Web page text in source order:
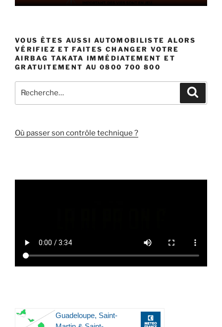
VOUS ÊTES AUSSI AUTOMOBILISTE ALORS
VÉRIFIEZ ET FAITES CHANGER VOTRE
AIRBAG TAKATA IMMÉDIATEMENT ET
GRATUITEMENT AU 0800 700 800
pour
Où passer son contrôle technique ?